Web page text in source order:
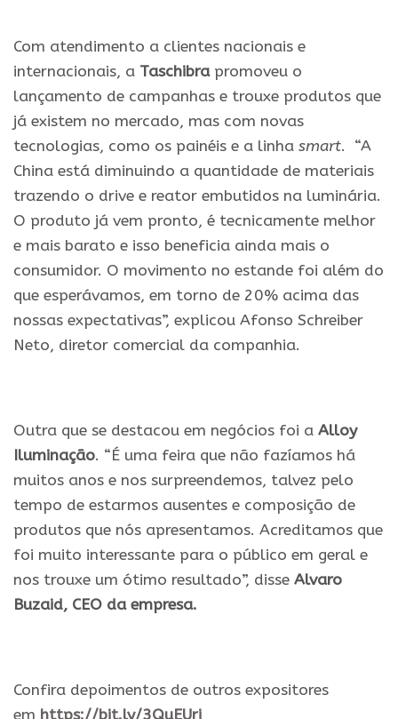
Com atendimento a clientes nacionais e
internacionais, a Taschibrapromoveu o
lançamento de campanhas e trouxe produtos que
já existem no mercado, mas com novas
tecnologias, como os painéis e a linha smart. “A
China está diminuindo a quantidade de materiais
trazendo o drive e reator embutidos na luminária.
O produto já vem pronto, é tecnicamente melhor
e mais barato e isso beneficia ainda mais o
consumidor. O movimento no estande foi além do
que esperávamos, em torno de 20% acima das
nossas expectativas”, explicou Afonso Schreiber
Neto, diretor comercial da companhia.
Outra que se destacou em negócios foi a Alloy
Iluminação. “É uma feira que não fazíamos há
muitos anos e nos surpreendemos, talvez pelo
tempo de estarmos ausentes e composição de
produtos que nós apresentamos. Acreditamos que
foi muito interessante para o público em geral e
nos trouxe um ótimo resultado”, disse Alvaro
Buzaid, CEO da empresa.
Confira depoimentos de outros expositores
em https://bit.ly/3QuEUri